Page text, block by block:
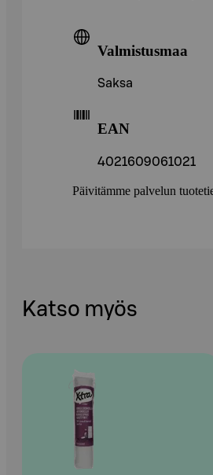
Valmistusmaa
Saksa
EAN
4021609061021
Päivitämme palvelun
Katso myös